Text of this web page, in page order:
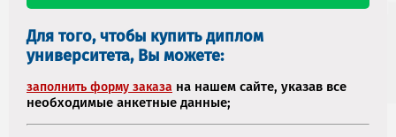
Для того, чтобы купить диплом
университета, Вы можете:
заполнить форму заказа на нашем сайте, указав все
необходимые анкетные данные;